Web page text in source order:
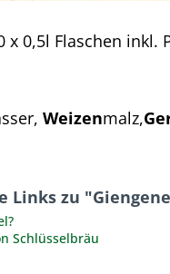
x 0,5l Flaschen inkl.
Weizenmalz,
Links zu
Schlüsselbräu